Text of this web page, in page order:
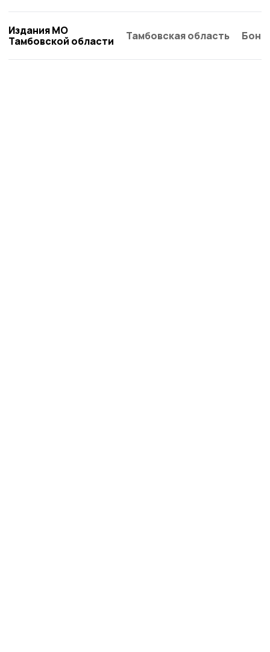
Издания МО
Тамбовской области
Тамбовская область